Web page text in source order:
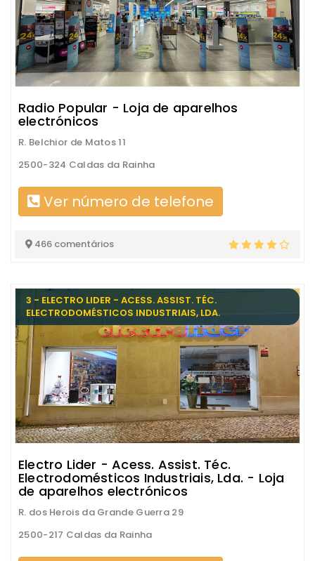
Radio Popular - Loja de aparelhos
electrónicos
R. Belchior de Matos 11
2500-324 Caldas da Rainha
Ver número de telefone
466 comentários
3 - ELECTRO LIDER - ACESS. ASSIST. TÉC.
ELECTRODOMÉSTICOS INDUSTRIAIS, LDA.
Electro Lider - Acess. Assist. Téc.
Electrodomésticos Industriais, Lda. - Loja
de aparelhos electrónicos
R. dos Herois da Grande Guerra 29
2500-217 Caldas da Rainha